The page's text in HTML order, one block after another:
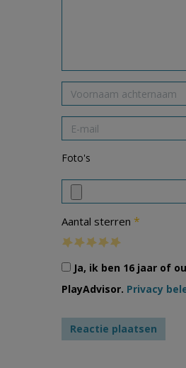
Foto's
Aantal sterren *
Ja, ik ben 16 jaar of
PlayAdvisor. Privacy